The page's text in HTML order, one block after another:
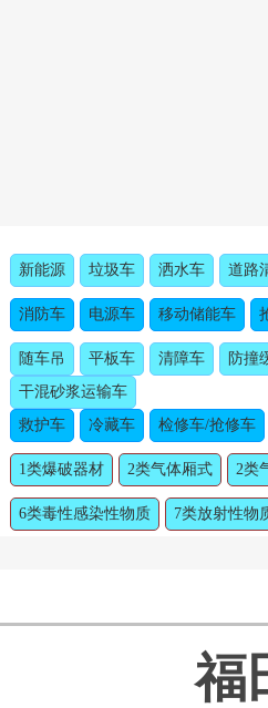
新能源 垃圾车 洒水车 道路
消防车 电源车 移动储能车
随车吊 平板车 清障车
防撞
干混砂浆运输车
救护车 冷藏车 检修车/抢修车
1类爆破器材 2类气体厢式 2类
6类毒性感染性物质 7类放射性物
福